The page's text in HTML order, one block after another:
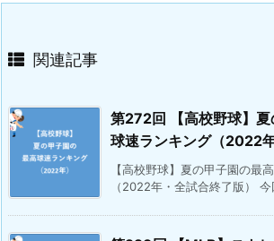
関連記事
第272回 【高校野球】
球速ランキング（2022年
【高校野球】夏の甲子園の最
（2022年・全試合終了版）